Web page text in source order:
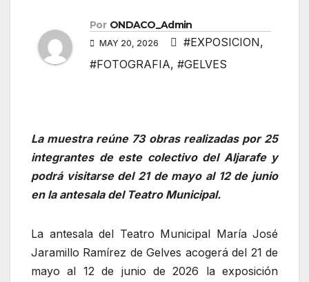
Por ONDACO_Admin
MAY 20, 2026 #EXPOSICION,
#FOTOGRAFIA, #GELVES
La muestra reúne 73 obras realizadas por 25
integrantes de este colectivo del Aljarafe y
podrá visitarse del 21 de mayo al 12 de junio
en la antesala del Teatro Municipal.
La antesala del Teatro Municipal María José
Jaramillo Ramírez de Gelves acogerá del 21 de
mayo al 12 de junio de 2026 la exposición